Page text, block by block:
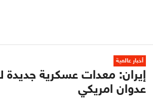
أخبار عالمية
إيران: معدات عسكرية
عدوان امريكي